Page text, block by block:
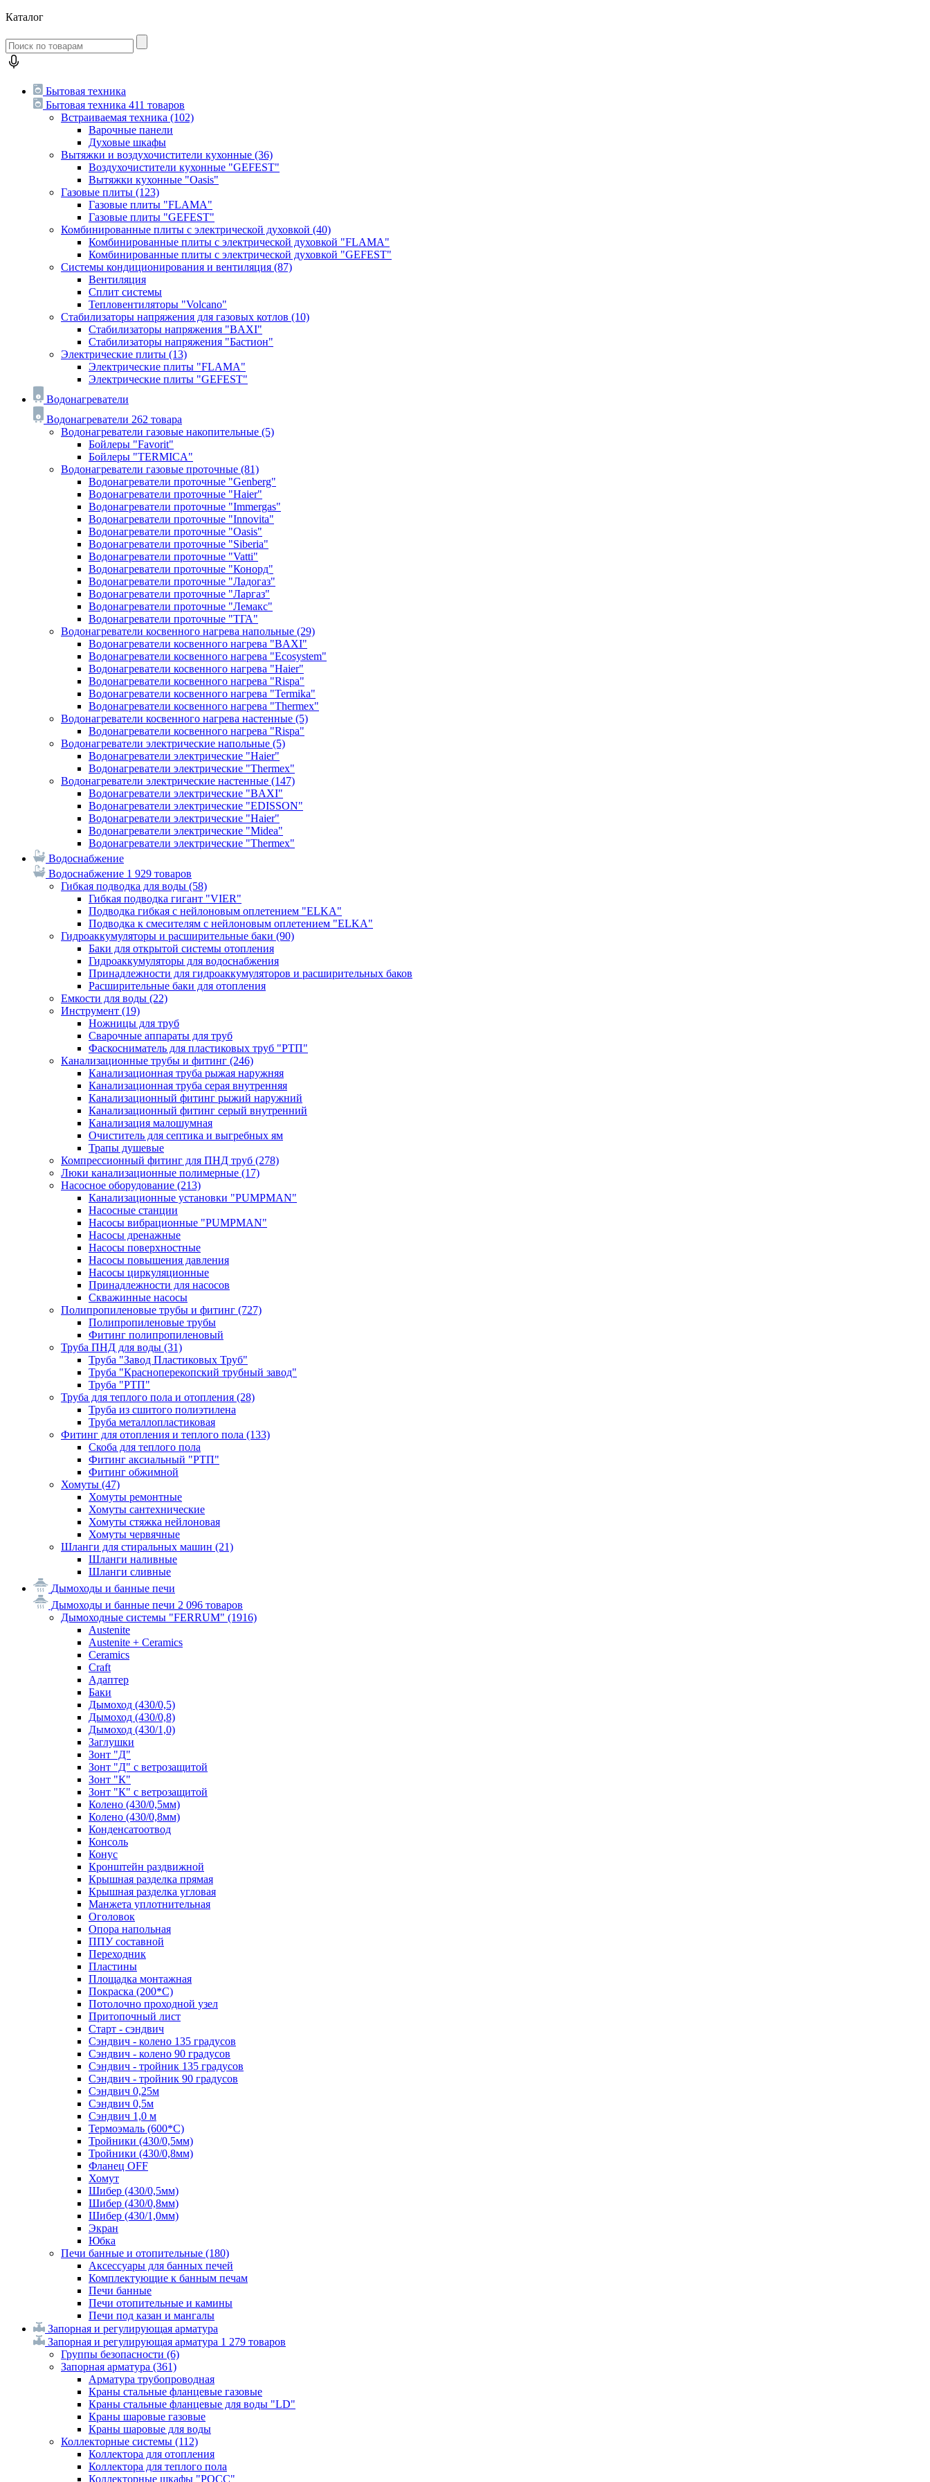
Каталог
Бытовая техника
Бытовая техника 411 товаров
Встраиваемая техника (102)
Варочные панели
Духовые шкафы
Вытяжки и воздухочистители кухонные (36)
Воздухочистители кухонные "GEFEST"
Вытяжки кухонные "Oasis"
Газовые плиты (123)
Газовые плиты "FLAMA"
Газовые плиты "GEFEST"
Комбинированные плиты с электрической духовкой (40)
Комбинированные плиты с электрической духовкой "FLAMA"
Комбинированные плиты с электрической духовкой "GEFEST"
Системы кондиционирования и вентиляция (87)
Вентиляция
Сплит системы
Тепловентиляторы "Volcano"
Стабилизаторы напряжения для газовых котлов (10)
Стабилизаторы напряжения "BAXI"
Стабилизаторы напряжения "Бастион"
Электрические плиты (13)
Электрические плиты "FLAMA"
Электрические плиты "GEFEST"
Водонагреватели
Водонагреватели 262 товара
Водонагреватели газовые накопительные (5)
Бойлеры "Favorit"
Бойлеры "TERMICA"
Водонагреватели газовые проточные (81)
Водонагреватели проточные "Genberg"
Водонагреватели проточные "Haier"
Водонагреватели проточные "Immergas"
Водонагреватели проточные "Innovita"
Водонагреватели проточные "Oasis"
Водонагреватели проточные "Siberia"
Водонагреватели проточные "Vatti"
Водонагреватели проточные "Конорд"
Водонагреватели проточные "Ладогаз"
Водонагреватели проточные "Ларгаз"
Водонагреватели проточные "Лемакс"
Водонагреватели проточные "ТГА"
Водонагреватели косвенного нагрева напольные (29)
Водонагреватели косвенного нагрева "BAXI"
Водонагреватели косвенного нагрева "Ecosystem"
Водонагреватели косвенного нагрева "Haier"
Водонагреватели косвенного нагрева "Rispa"
Водонагреватели косвенного нагрева "Termika"
Водонагреватели косвенного нагрева "Thermex"
Водонагреватели косвенного нагрева настенные (5)
Водонагреватели косвенного нагрева "Rispa"
Водонагреватели электрические напольные (5)
Водонагреватели электрические "Haier"
Водонагреватели электрические "Thermex"
Водонагреватели электрические настенные (147)
Водонагреватели электрические "BAXI"
Водонагреватели электрические "EDISSON"
Водонагреватели электрические "Haier"
Водонагреватели электрические "Midea"
Водонагреватели электрические "Thermex"
Водоснабжение
Водоснабжение 1 929 товаров
Гибкая подводка для воды (58)
Гибкая подводка гигант "VIER"
Подводка гибкая с нейлоновым оплетением "ELKA"
Подводка к смесителям с нейлоновым оплетением "ELKA"
Гидроаккумуляторы и расширительные баки (90)
Баки для открытой системы отопления
Гидроаккумуляторы для водоснабжения
Принадлежности для гидроаккумуляторов и расширительных баков
Расширительные баки для отопления
Емкости для воды (22)
Инструмент (19)
Ножницы для труб
Сварочные аппараты для труб
Фаскосниматель для пластиковых труб "РТП"
Канализационные трубы и фитинг (246)
Канализационная труба рыжая наружняя
Канализационная труба серая внутренняя
Канализационный фитинг рыжий наружний
Канализационный фитинг серый внутренний
Канализация малошумная
Очиститель для септика и выгребных ям
Трапы душевые
Компрессионный фитинг для ПНД труб (278)
Люки канализационные полимерные (17)
Насосное оборудование (213)
Канализационные установки "PUMPMAN"
Насосные станции
Насосы вибрационные "PUMPMAN"
Насосы дренажные
Насосы поверхностные
Насосы повышения давления
Насосы циркуляционные
Принадлежности для насосов
Скважинные насосы
Полипропиленовые трубы и фитинг (727)
Полипропиленовые трубы
Фитинг полипропиленовый
Труба ПНД для воды (31)
Труба "Завод Пластиковых Труб"
Труба "Красноперекопский трубный завод"
Труба "РТП"
Труба для теплого пола и отопления (28)
Труба из сшитого полиэтилена
Труба металлопластиковая
Фитинг для отопления и теплого пола (133)
Скоба для теплого пола
Фитинг аксиальный "РТП"
Фитинг обжимной
Хомуты (47)
Хомуты ремонтные
Хомуты сантехнические
Хомуты стяжка нейлоновая
Хомуты червячные
Шланги для стиральных машин (21)
Шланги наливные
Шланги сливные
Дымоходы и банные печи
Дымоходы и банные печи 2 096 товаров
Дымоходные системы "FERRUM" (1916)
Austenite
Austenite + Ceramics
Ceramics
Craft
Адаптер
Баки
Дымоход (430/0,5)
Дымоход (430/0,8)
Дымоход (430/1,0)
Заглушки
Зонт "Д"
Зонт "Д" с ветрозащитой
Зонт "К"
Зонт "К" с ветрозащитой
Колено (430/0,5мм)
Колено (430/0,8мм)
Конденсатоотвод
Консоль
Конус
Кронштейн раздвижной
Крышная разделка прямая
Крышная разделка угловая
Манжета уплотнительная
Оголовок
Опора напольная
ППУ составной
Переходник
Пластины
Площадка монтажная
Покраска (200*С)
Потолочно проходной узел
Притопочный лист
Старт - сэндвич
Сэндвич - колено 135 градусов
Сэндвич - колено 90 градусов
Сэндвич - тройник 135 градусов
Сэндвич - тройник 90 градусов
Сэндвич 0,25м
Сэндвич 0,5м
Сэндвич 1,0 м
Термоэмаль (600*С)
Тройники (430/0,5мм)
Тройники (430/0,8мм)
Фланец OFF
Хомут
Шибер (430/0,5мм)
Шибер (430/0,8мм)
Шибер (430/1,0мм)
Экран
Юбка
Печи банные и отопительные (180)
Аксессуары для банных печей
Комплектующие к банным печам
Печи банные
Печи отопительные и камины
Печи под казан и мангалы
Запорная и регулирующая арматура
Запорная и регулирующая арматура 1 279 товаров
Группы безопасности (6)
Запорная арматура (361)
Арматура трубопроводная
Краны стальные фланцевые газовые
Краны стальные фланцевые для воды "LD"
Краны шаровые газовые
Краны шаровые для воды
Коллекторные системы (112)
Коллектора для отопления
Коллектора для теплого пола
Коллекторные шкафы "РОСС"